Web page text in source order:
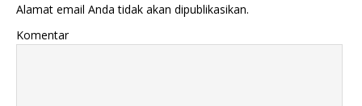
Alamat email Anda tidak akan dipublikasikan.
Komentar